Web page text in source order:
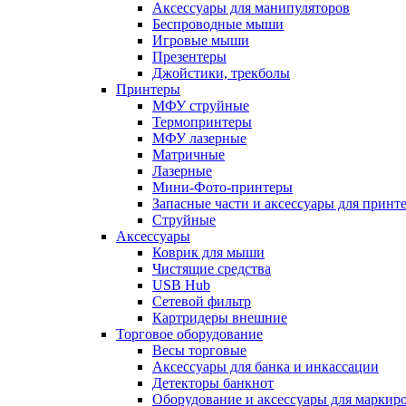
Аксессуары для манипуляторов
Беспроводные мыши
Игровые мыши
Презентеры
Джойстики, трекболы
Принтеры
МФУ струйные
Термопринтеры
МФУ лазерные
Матричные
Лазерные
Мини-Фото-принтеры
Запасные части и аксессуары для
Струйные
Аксессуары
Коврик для мыши
Чистящие средства
USB Hub
Сетевой фильтр
Картридеры внешние
Торговое оборудование
Весы торговые
Аксессуары для банка и инкассации
Детекторы банкнот
Оборудование и аксессуары для